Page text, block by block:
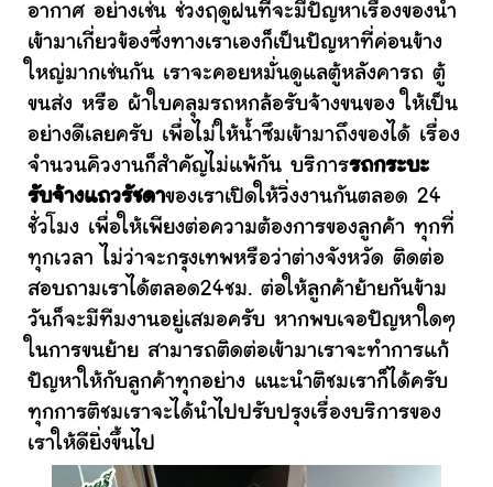
อากาศ อย่างเช่น ช่วงฤดูฝนที่จะมีปัญหาเรื่องของน้ำ
เข้ามาเกี่ยวข้องซึ่งทางเราเองก็เป็นปัญหาที่ค่อนข้าง
ใหญ่มากเช่นกัน เราจะคอยหมั่นดูแลตู้หลังคารถ ตู้
ขนส่ง หรือ ผ้าใบคลุมรถหกล้อรับจ้างขนของ ให้เป็น
อย่างดีเลยครับ เพื่อไม่ให้น้ำซึมเข้ามาถึงของได้ เรื่อง
จำนวนคิวงานก็สำคัญไม่แพ้กัน บริการรถกระบะ
รับจ้างแถวรัชดาของเราเปิดให้วิ่งงานกันตลอด 24
ชั่วโมง เพื่อให้เพียงต่อความต้องการของลูกค้า ทุกที่
ทุกเวลา ไม่ว่าจะกรุงเทพหรือว่าต่างจังหวัด ติดต่อ
สอบถามเราได้ตลอด24ชม. ต่อให้ลูกค้าย้ายกันข้าม
วันก็จะมีทีมงานอยู่เสมอครับ หากพบเจอปัญหาใดๆ
ในการขนย้าย สามารถติดต่อเข้ามาเราจะทำการแก้
ปัญหาให้กับลูกค้าทุกอย่าง แนะนำติชมเราก็ได้ครับ
ทุกการติชมเราจะได้นำไปปรับปรุงเรื่องบริการของ
เราให้ดียิ่งขึ้นไป